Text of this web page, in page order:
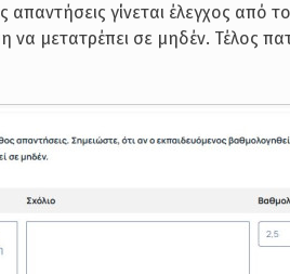
απαντήσεις γίνεται έλεγχος
μετατρέπει σε μηδέν. Τέλος